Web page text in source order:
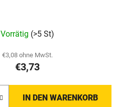
Vorrätig (>5 St)
€3,08 ohne MwSt.
€3,73
IN DEN WARENKORB